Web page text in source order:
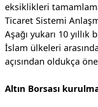
eksiklikleri
Ticaret Sistemi
Aşağı yukarı 10
İslam ülkeleri
açısından oldukça
Altın Borsası